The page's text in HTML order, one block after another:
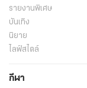
รายงานพิเศษ
บันเทิง
นิยาย
ไลฟ์สไตล์
กีฬา